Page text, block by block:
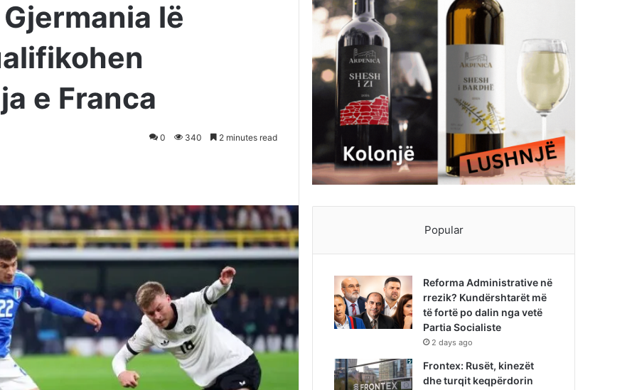
lë
e Franca
0 340 2 minutes read
Popular
Reforma Administrative në
rrezik? Kundërshtarët më
të fortë po dalin nga vetë
Partia Socialiste
2 days ago
Frontex: Rusët, kinezët
dhe turqit keqpërdorin